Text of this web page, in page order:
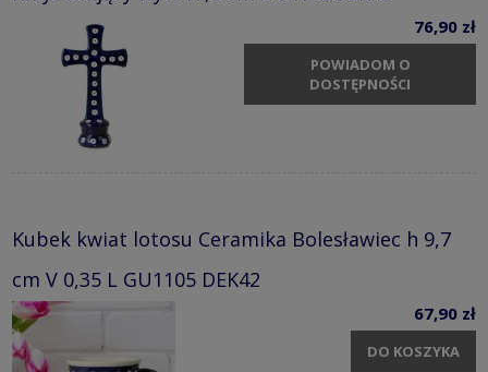
76,90 zł
POWIADOM O
DOSTĘPNOŚCI
Kubek kwiat lotosu Ceramika Bolesławiec h 9,7
cm V 0,35 L GU1105 DEK42
67,90 zł
DO KOSZYKA